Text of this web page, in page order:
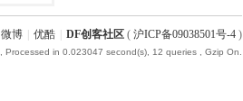
微博 优酷 DF创客社区 ( 沪ICP备09038501号-4 )
, Processed in 0.023047 second(s), 12 queries , Gzip On.